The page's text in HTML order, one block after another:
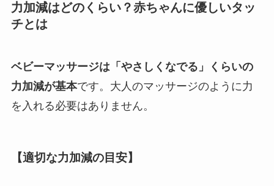
力加減はどのくらい？赤ちゃんに優しいタッ
チとは
ベビーマッサージは「やさしくなでる」くらいの
力加減が基本です。大人のマッサージのように力
を入れる必要はありません。
【適切な力加減の目安】